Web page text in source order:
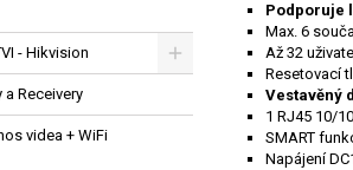
- Hikvision
a Receivery
videa + WiFi
Podporuje
Max. 6
Až 32
Resetovací
Vestavěný
1 RJ45 10/
SMART
Napájení